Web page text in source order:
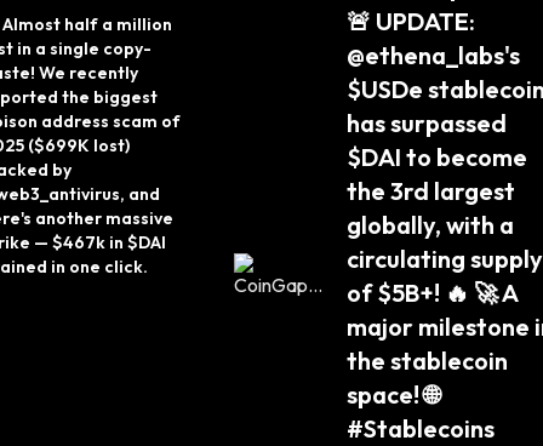
Almost half a million
in a single copy-
We recently
the biggest
address scam of
($699K lost)
by
and
another massive
— $467k in $DAI
in one click.
🚨 UPDATE:
@ethena_labs's
$USDe
has surpassed
$DAI to become
the 3rd largest
globally, with a
circulating supply
of $5B+! 🔥 🚀 A
major milestone
the stablecoin
space! 🌐
#Stablecoins